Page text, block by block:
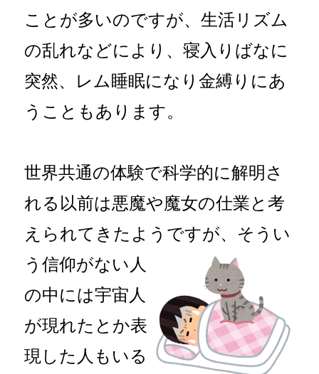
ことが多いのですが、生活リズム
の乱れなどにより、寝入りばなに
突然、レム睡眠になり金縛りにあ
うこともあります。
世界共通の体験で科学的に解明さ
れる以前は悪魔や魔女の仕業と考
えられてきたようですが、そうい
う信仰がない人
の中には宇宙人
が現れたとか表
現した人もいる